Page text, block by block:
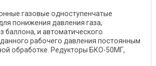
газовые одноступенчатые
понижения давления газа,
баллона, и автоматического
рабочего давления постоянным
обработке. Редукторы БКО-50МГ,
...